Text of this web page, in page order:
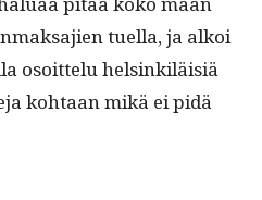
tuel­la, ja alkoi
osoit­telu helsinkiläisiä
kohtaan mikä ei pidä